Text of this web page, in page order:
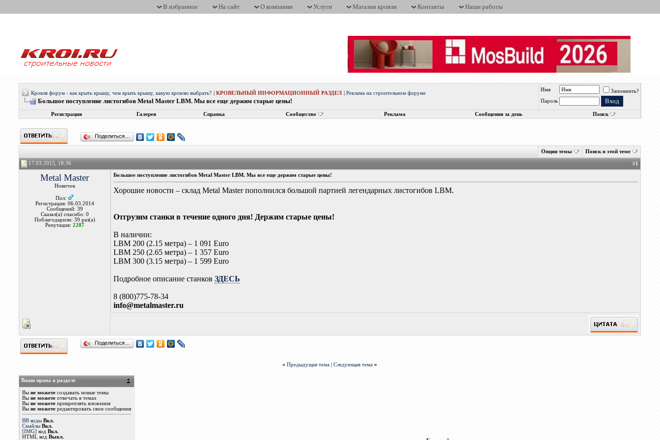
В избранное На сайт О компании Услуги Магазин кровли Контакты Наши работы
Кровля форум - как крыть крышу, чем крыть крышу, какую кровлю выбрать? |КРОВЕЛЬНЫЙ ИНФОРМАЦИОННЫЙ РАЗДЕЛ |Реклама на строительном форуме
Большое поступление листогибов Metal Master LBM. Мы все еще держим старые цены!
Имя
Запомнить?
Пароль
Регистрация Галерея Справка Сообщество Реклама Сообщения за день Поиск
Поделиться…
Опции темы Поиск в этой теме
17.03.2015, 18:36 #1
Metal Master
Новичок
Пол:
Регистрация: 06.03.2014
Сообщений: 39
Сказал(а) спасибо: 0
Поблагодарили: 39 раз(а)
Репутация: 2287
Большое поступление листогибов Metal Master LBM. Мы все еще держим старые цены!
Хорошие новости – склад Metal Master пополнился большой партией легендарных листогибов LBM.
Отгрузим станки в течение одного дня! Держим старые цены!
В наличии:
LBM 200 (2.15 метра) – 1 091 Euro
LBM 250 (2.65 метра) – 1 357 Euro
LBM 300 (3.15 метра) – 1 599 Euro
Подробное описание станковЗДЕСЬ
8 (800)775-78-34
info@metalmaster.ru
Поделиться…
« Предыдущая тема |Следующая тема »
Ваши права в разделе
Выне можете создавать новые темы
Выне можете отвечать в темах
Выне можете прикреплять вложения
Выне можете редактировать свои сообщения
BB коды Вкл.
Смайлы Вкл.
[IMG] кодВкл.
HTML кодВыкл.